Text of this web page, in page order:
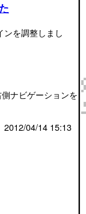
ンを調整しまし
ナビゲーションを
2012/04/14 15:13